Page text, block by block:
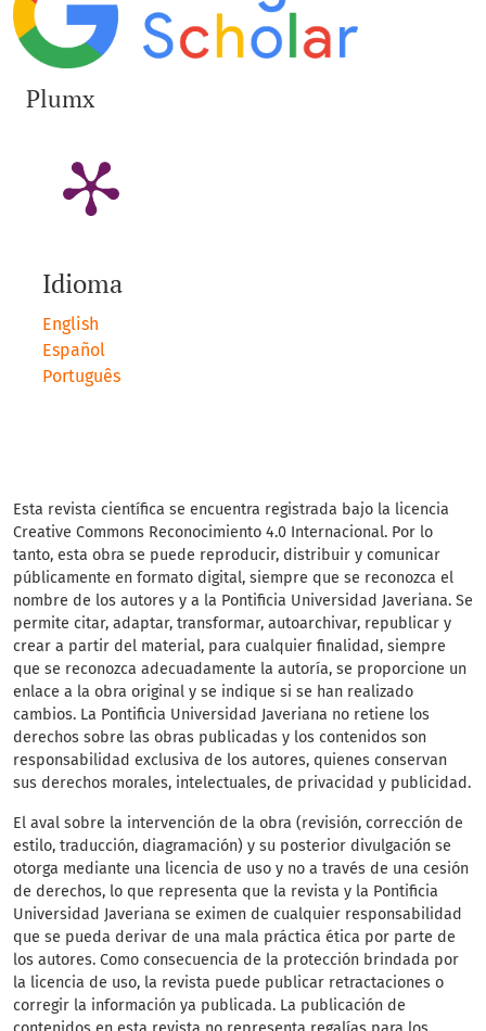
Plumx
Idioma
English
Español
Português
Esta revista científica se encuentra registrada bajo la licencia
Creative Commons Reconocimiento 4.0 Internacional. Por lo
tanto, esta obra se puede reproducir, distribuir y comunicar
públicamente en formato digital, siempre que se reconozca el
nombre de los autores y a la Pontificia Universidad Javeriana. Se
permite citar, adaptar, transformar, autoarchivar, republicar y
crear a partir del material, para cualquier finalidad, siempre
que se reconozca adecuadamente la autoría, se proporcione un
enlace a la obra original y se indique si se han realizado
cambios. La Pontificia Universidad Javeriana no retiene los
derechos sobre las obras publicadas y los contenidos son
responsabilidad exclusiva de los autores, quienes conservan
sus derechos morales, intelectuales, de privacidad y publicidad.
El aval sobre la intervención de la obra (revisión, corrección de
estilo, traducción, diagramación) y su posterior divulgación se
otorga mediante una licencia de uso y no a través de una cesión
de derechos, lo que representa que la revista y la Pontificia
Universidad Javeriana se eximen de cualquier responsabilidad
que se pueda derivar de una mala práctica ética por parte de
los autores. Como consecuencia de la protección brindada por
la licencia de uso, la revista puede publicar retractaciones o
corregir la información ya publicada. La publicación de